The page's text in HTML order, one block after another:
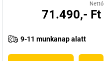
Nettó
71.490,- Ft
9-11 munkanap alatt